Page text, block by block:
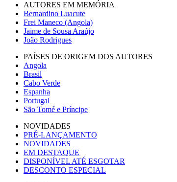
AUTORES EM MEMÓRIA
Bernardino Luacute
Frei Maneco (Angola)
Jaime de Sousa Araújo
João Rodrigues
PAÍSES DE ORIGEM DOS AUTORES
Angola
Brasil
Cabo Verde
Espanha
Portugal
São Tomé e Príncipe
NOVIDADES
PRÉ-LANÇAMENTO
NOVIDADES
EM DESTAQUE
DISPONÍVEL ATÉ ESGOTAR
DESCONTO ESPECIAL